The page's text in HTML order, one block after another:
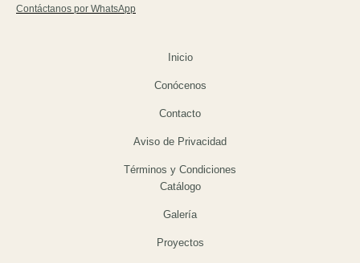
Contáctanos por WhatsApp
Inicio
Conócenos
Contacto
Aviso de Privacidad
Términos y Condiciones
Catálogo
Galería
Proyectos